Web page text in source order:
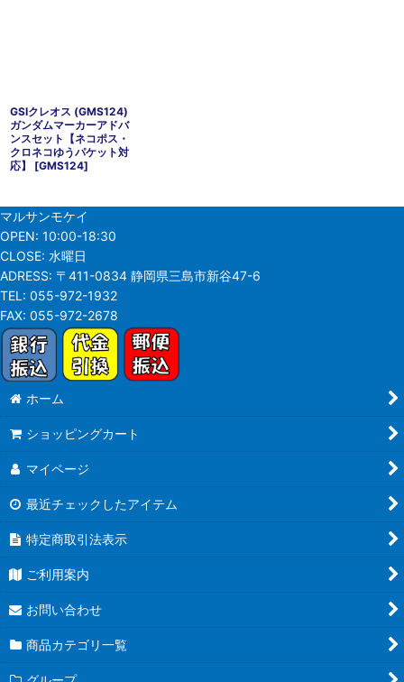
GSIクレオス (GMS124)
ガンダムマーカーアドバ
ンスセット【ネコポス・
クロネコゆうパケット対
応】
[GMS124]
マルサンモケイ
OPEN: 10:00-18:30
CLOSE: 水曜日
ADRESS: 〒411-0834 静岡県三島市新谷47-6
TEL: 055-972-1932
FAX: 055-972-2678
ホーム
ショッピングカート
マイページ
最近チェックしたアイテム
特定商取引法表示
ご利用案内
お問い合わせ
商品カテゴリ一覧